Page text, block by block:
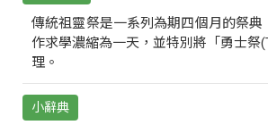
傳統祖靈祭是一系列為期四個月的祭典
作求學濃縮為一天，並特別將「勇士祭
理。
小辭典